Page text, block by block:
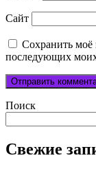
Сайт
Сохранить моё
последующих
Поиск
Свежие